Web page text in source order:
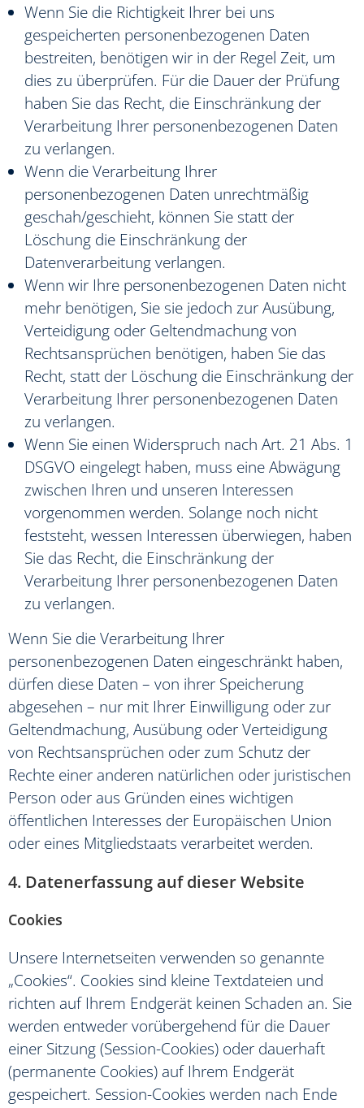
Wenn Sie die Richtigkeit Ihrer bei uns
gespeicherten personenbezogenen Daten
bestreiten, benötigen wir in der Regel Zeit, um
dies zu überprüfen. Für die Dauer der Prüfung
haben Sie das Recht, die Einschränkung der
Verarbeitung Ihrer personenbezogenen Daten
zu verlangen.
Wenn die Verarbeitung Ihrer
personenbezogenen Daten unrechtmäßig
geschah/geschieht, können Sie statt der
Löschung die Einschränkung der
Datenverarbeitung verlangen.
Wenn wir Ihre personenbezogenen Daten nicht
mehr benötigen, Sie sie jedoch zur Ausübung,
Verteidigung oder Geltendmachung von
Rechtsansprüchen benötigen, haben Sie das
Recht, statt der Löschung die Einschränkung der
Verarbeitung Ihrer personenbezogenen Daten
zu verlangen.
Wenn Sie einen Widerspruch nach Art. 21 Abs. 1
DSGVO eingelegt haben, muss eine Abwägung
zwischen Ihren und unseren Interessen
vorgenommen werden. Solange noch nicht
feststeht, wessen Interessen überwiegen, haben
Sie das Recht, die Einschränkung der
Verarbeitung Ihrer personenbezogenen Daten
zu verlangen.
Wenn Sie die Verarbeitung Ihrer
personenbezogenen Daten eingeschränkt haben,
dürfen diese Daten – von ihrer Speicherung
abgesehen – nur mit Ihrer Einwilligung oder zur
Geltendmachung, Ausübung oder Verteidigung
von Rechtsansprüchen oder zum Schutz der
Rechte einer anderen natürlichen oder juristischen
Person oder aus Gründen eines wichtigen
öffentlichen Interesses der Europäischen Union
oder eines Mitgliedstaats verarbeitet werden.
4. Datenerfassung auf dieser Website
Cookies
Unsere Internetseiten verwenden so genannte
„Cookies“. Cookies sind kleine Textdateien und
richten auf Ihrem Endgerät keinen Schaden an. Sie
werden entweder vorübergehend für die Dauer
einer Sitzung (Session-Cookies) oder dauerhaft
(permanente Cookies) auf Ihrem Endgerät
gespeichert. Session-Cookies werden nach Ende